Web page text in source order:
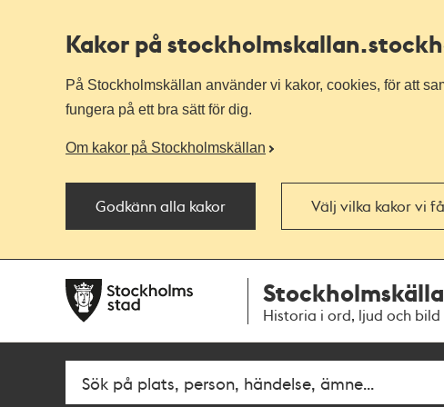
Kakor på stockholmskallan
På Stockholmskällan använder vi kakor, cookies, för att
fungera på ett bra sätt för dig.
Om kakor på Stockholmskällan
Godkänn alla kakor Välj vilka kakor vi
navigationen
huvudinnehållet
Historia i ord, ljud och bild
Fritextsök